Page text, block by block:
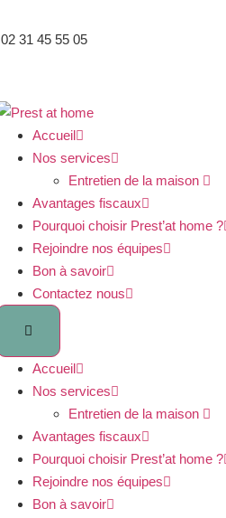
02 31 45 55 05
Accueil
Nos services
Entretien de la maison ​
Avantages fiscaux
Pourquoi choisir Prest’at home ?
Rejoindre nos équipes
Bon à savoir
Contactez nous
Accueil
Nos services
Entretien de la maison ​
Avantages fiscaux
Pourquoi choisir Prest’at home ?
Rejoindre nos équipes
Bon à savoir